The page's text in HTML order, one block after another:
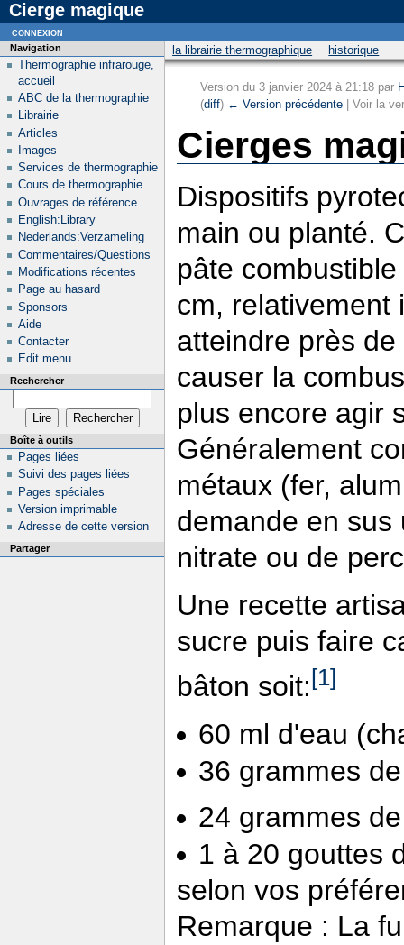
Cierge magique
la librairie thermographique historique
Version du 3 janvier 2024 à 21:18 par
(diff) ← Version précédente | Voir la
Cierges
Dispositifs
main ou planté.
pâte
cm, relativement
atteindre près
causer la
plus encore agir
Généralement
métaux (fer,
demande en sus
nitrate ou de
Une recette
sucre puis faire
bâton soit:[1]
60 ml d'eau
36 grammes
24 grammes
1 à 20 gouttes
selon vos
Remarque : La
Navigation
Thermographie infrarouge,
accueil
ABC de la thermographie
Librairie
Articles
Images
Services de thermographie
Cours de thermographie
Ouvrages de référence
English:Library
Nederlands:Verzameling
Commentaires/Questions
Modifications récentes
Page au hasard
Sponsors
Aide
Contacter
Edit menu
Rechercher
Boîte à outils
Pages liées
Suivi des pages liées
Pages spéciales
Version imprimable
Adresse de cette version
Partager
connexion